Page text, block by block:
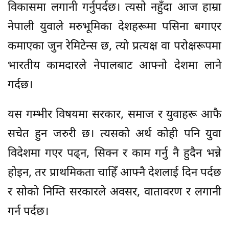
विकासमा लगानी गर्नुपर्दछ। त्यसो नहुँदा आज हाम्रा
नेपाली युवाले मरुभूमिका देशहरूमा पसिना बगाएर
कमाएका जुन रेमिटेन्स छ, त्यो प्रत्यक्ष वा परोक्षरूपमा
भारतीय कामदारले नेपालबाट आफ्नो देशमा लाने
गर्दछ।
यस गम्भीर विषयमा सरकार, समाज र युवाहरू आफै
सचेत हुन जरुरी छ। त्यसको अर्थ कोही पनि युवा
विदेशमा गएर पढ्न, सिक्न र काम गर्नु नै हुदैन भन्ने
होइन, तर प्राथमिकता चाहिँ आफ्नै देशलाई दिन पर्दछ
र सोको निम्ति सरकारले अवसर, वातावरण र लगानी
गर्न पर्दछ।